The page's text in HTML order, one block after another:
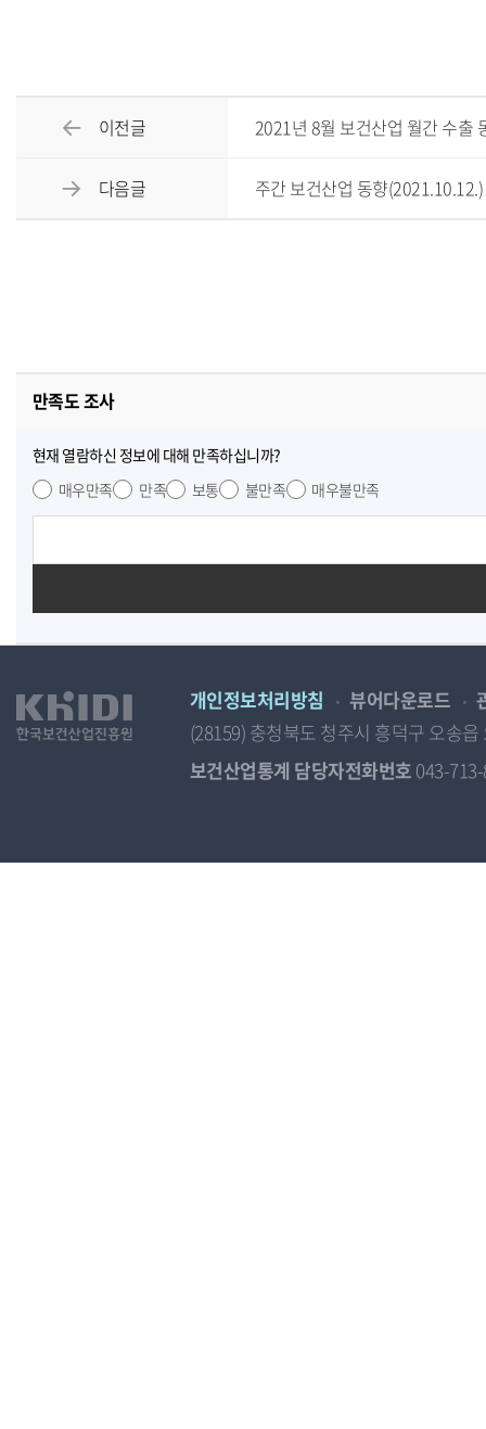
이전글 2021년 8월 보건산업 월간 수출
다음글 주간 보건산업 동향(2021.10.12.)
만족도 조사
현재 열람하신 정보에 대해 만족하십니까?
매우만족
만족 보통 불만족 매우불만족
개인정보처리방침 뷰어다운로드
(28159) 충청북도 청주시 흥덕구 오송
보건산업통계 담당자전화번호 043-